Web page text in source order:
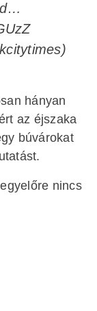
hányan
az éjszaka
búvárokat
nincs